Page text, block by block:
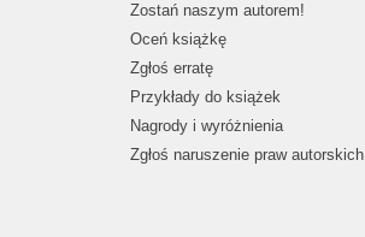
Zostań naszym autorem!
Oceń książkę
Zgłoś erratę
Przykłady do książek
Nagrody i wyróżnienia
Zgłoś naruszenie praw autorskich